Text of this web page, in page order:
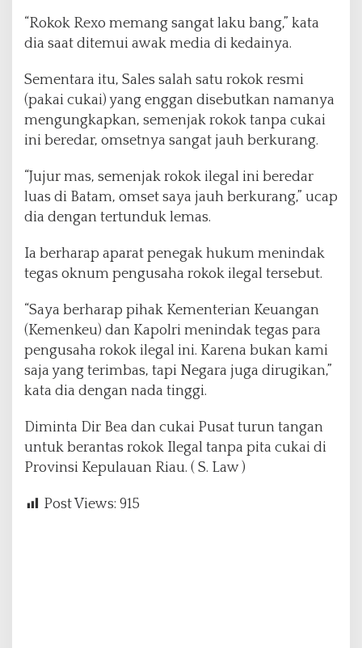
“Rokok Rexo memang sangat laku bang,” kata
dia saat ditemui awak media di kedainya.
Sementara itu, Sales salah satu rokok resmi
(pakai cukai) yang enggan disebutkan namanya
mengungkapkan, semenjak rokok tanpa cukai
ini beredar, omsetnya sangat jauh berkurang.
“Jujur mas, semenjak rokok ilegal ini beredar
luas di Batam, omset saya jauh berkurang,” ucap
dia dengan tertunduk lemas.
Ia berharap aparat penegak hukum menindak
tegas oknum pengusaha rokok ilegal tersebut.
“Saya berharap pihak Kementerian Keuangan
(Kemenkeu) dan Kapolri menindak tegas para
pengusaha rokok ilegal ini. Karena bukan kami
saja yang terimbas, tapi Negara juga dirugikan,”
kata dia dengan nada tinggi.
Diminta Dir Bea dan cukai Pusat turun tangan
untuk berantas rokok Ilegal tanpa pita cukai di
Provinsi Kepulauan Riau. ( S. Law )
Post Views: 915